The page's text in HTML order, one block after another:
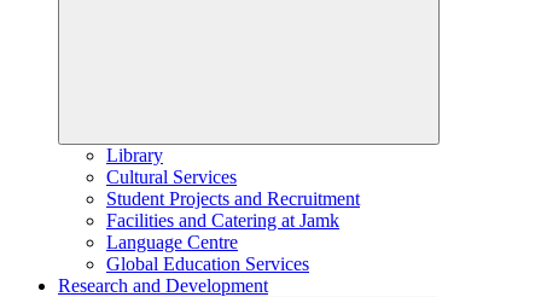
Library
Cultural Services
Student Projects and Recruitment
Facilities and Catering at Jamk
Language Centre
Global Education Services
Research and Development